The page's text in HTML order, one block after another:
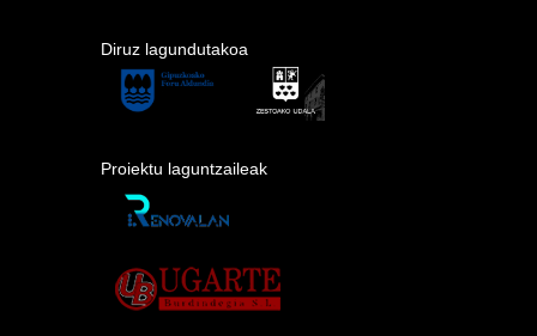
Diruz lagundutakoa
Proiektu laguntzaileak